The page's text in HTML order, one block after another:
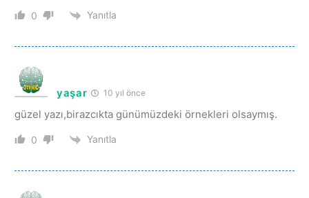
0 Yanıtla
yaşar 10 yıl önce
güzel yazı,birazcıkta günümüzdeki örnekleri olsaymış.
0 Yanıtla